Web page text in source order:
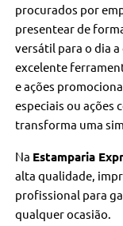
procurados por
presentear de
versátil para o dia
excelente
e ações
especiais ou ações
transforma uma
Na Estamparia
alta qualidade,
profissional para
qualquer ocasião.